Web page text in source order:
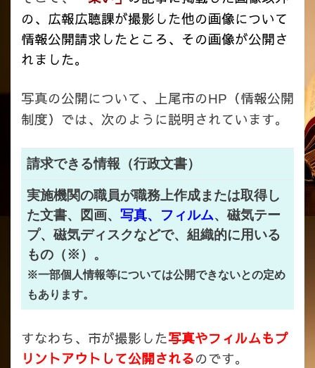
の、広報広聴課が撮影した他の画像について
情報公開請求したところ、その画像が公開さ
れました。
写真の公開について、上尾市のHP
（情報公開
制度）では、次のように説明されています。
請求できる情報（行政文書）
実施機関の職員が職務上作成または取得し
た文書、図画、 写真、フィルム、磁気テー
プ、磁気ディスクなどで、組織的に用いる
もの（※）。
※一部個人情報等については公開できないとの定め
もあります。
すなわち、市が撮影した写真やフィルムもプ
リントアウトして公開されるのです。